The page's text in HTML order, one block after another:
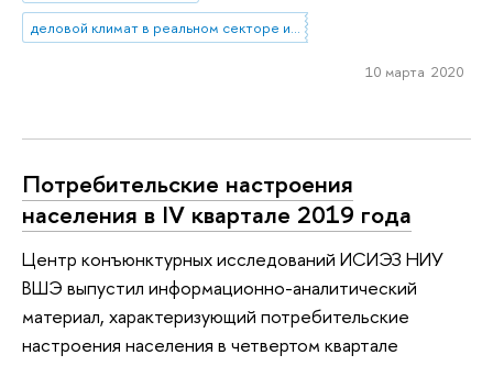
деловой климат в реальном секторе и сфере услуг
10 марта 2020
Потребительские настроения
населения в IV квартале 2019 года
Центр конъюнктурных исследований ИСИЭЗ НИУ
ВШЭ выпустил информационно-аналитический
материал, характеризующий потребительские
настроения населения в четвертом квартале